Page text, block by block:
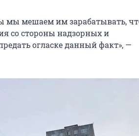
мы мешаем им зарабатывать,
со стороны надзорных и
огласке данный факт», —